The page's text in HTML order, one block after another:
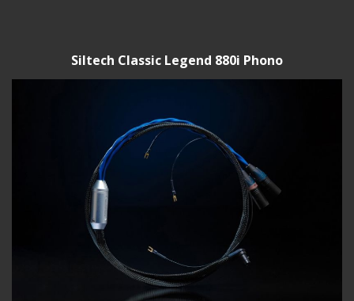
Siltech Classic Legend 880i Phono